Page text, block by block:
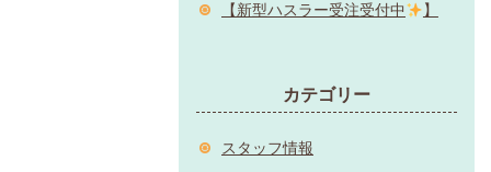
【新型ハスラー受注受付中
】
カテゴリー
スタッフ情報